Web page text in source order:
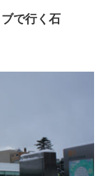
で行く石